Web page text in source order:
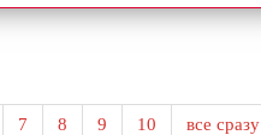
7 8 9 10 все сразу